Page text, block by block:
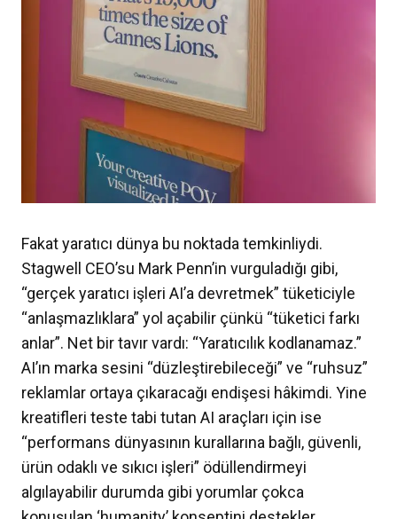
Fakat yaratıcı dünya bu noktada temkinliydi.
Stagwell CEO’su Mark Penn’in vurguladığı gibi,
“gerçek yaratıcı işleri AI’a devretmek” tüketiciyle
“anlaşmazlıklara” yol açabilir çünkü “tüketici farkı
anlar”. Net bir tavır vardı: “Yaratıcılık kodlanamaz.”
AI’ın marka sesini “düzleştirebileceği” ve “ruhsuz”
reklamlar ortaya çıkaracağı endişesi hâkimdi. Yine
kreatifleri teste tabi tutan AI araçları için ise
“performans dünyasının kurallarına bağlı, güvenli,
ürün odaklı ve sıkıcı işleri” ödüllendirmeyi
algılayabilir durumda gibi yorumlar çokca